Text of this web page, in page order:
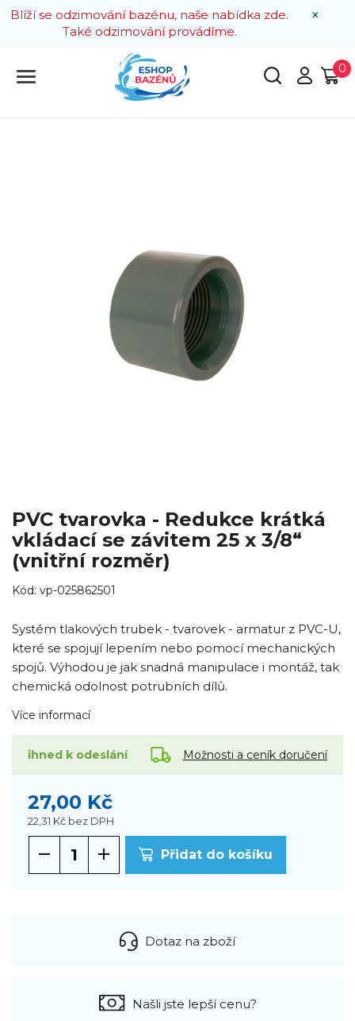
×
Blíží se odzimování bazénu, naše nabídka zde.
Také odzimování provádíme.
0
PVC tvarovka - Redukce krátká
vkládací se závitem 25 x 3/8“
(vnitřní rozměr)
Kód: vp-025862501
Systém tlakových trubek - tvarovek - armatur z PVC-U,
které se spojují lepením nebo pomocí mechanických
spojů. Výhodou je jak snadná manipulace i montáž, tak
chemická odolnost potrubních dílů.
Více informací
ihned k odeslání Možnosti a ceník doručení
27,00 Kč
22,31 Kč bez DPH
Přidat do košíku
Dotaz na zboží
Našli jste lepší cenu?